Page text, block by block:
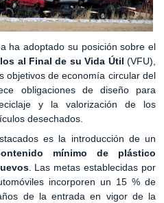
ha adoptado su posición sobre el
al Final de su Vida Útil (VFU),
objetivos de economía circular del
obligaciones de diseño para
y la valorización de los
desechados.
es la introducción de un
mínimo de plástico
. Las metas establecidas por
incorporen un 15 % de
de la entrada en vigor de la